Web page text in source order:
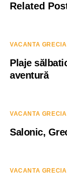
Related
VACANTA GRECIA
Plaje
aventură
VACANTA GRECIA
Salonic,
VACANTA GRECIA